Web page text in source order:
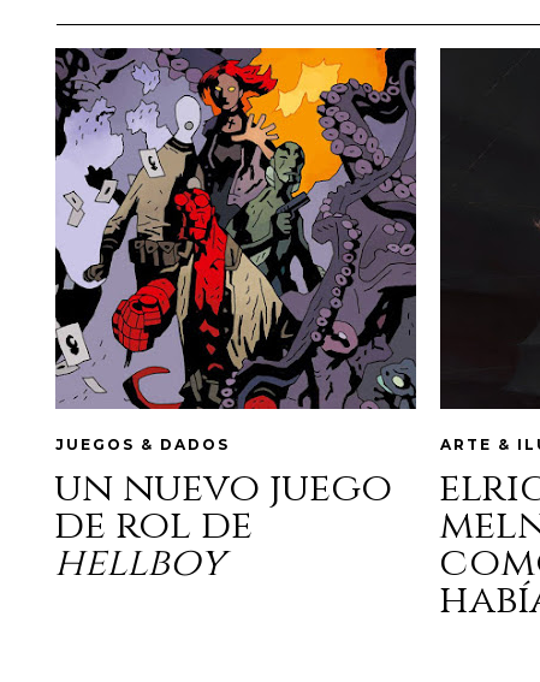
JUEGOS & DADOS
un nuevo juego
de rol de
hellboy
ARTE &